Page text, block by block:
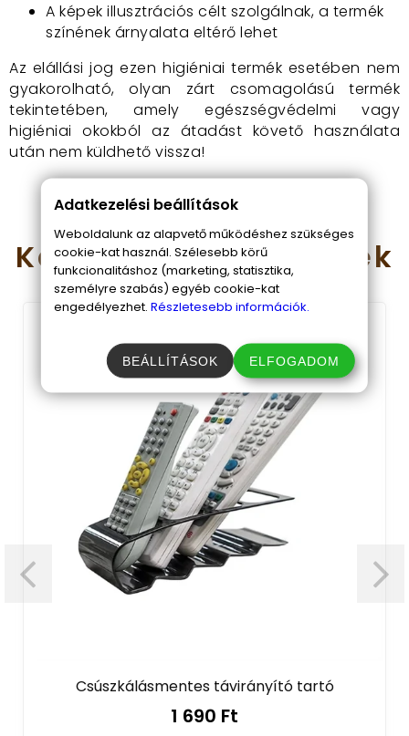
A képek illusztrációs célt szolgálnak, a termék
színének árnyalata eltérő lehet
Az elállási jog ezen higiéniai termék esetében nem
gyakorolható, olyan zárt csomagolású termék
tekintetében, amely egészségvédelmi vagy
higiéniai okokból az átadást követő használata
után nem küldhető vissza!
Kapcsolódó termékek
távirányító tartó
Adatkezelési beállítások
Weboldalunk az alapvető működéshez szükséges
cookie-kat használ. Szélesebb körű
funkcionalitáshoz (marketing, statisztika,
személyre szabás) egyéb cookie-kat
engedélyezhet. Részletesebb információk.
BEÁLLÍTÁSOK ELFOGADOM